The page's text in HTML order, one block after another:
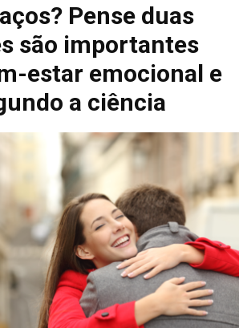
Pense duas
são importantes
estar emocional e
a ciência